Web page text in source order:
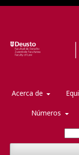
Acerca de
Números